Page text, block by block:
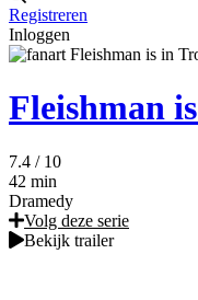
Registreren
Inloggen
Fleishman
7.4 / 10
42 min
Dramedy
Volg deze serie
Bekijk trailer